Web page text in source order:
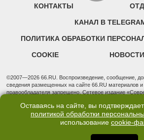
КОНТАКТЫ
КАНАЛ В
ПОЛИТИКА ОБРАБОТКИ
COOKIE
©2007—2026 66.RU. Воспроизведение, сообщение,
сведения размещенных на сайте 66.RU материалов и
правообладателя запрещено. Сетевое издание
надзору в сфере связи, информационных
(Роскомнадзор). Регистрационный номер ЭЛ № ФС 77
Учредитель: Общество с ограниченной
3, оф. 7015 Фактический адрес редакции и отдела
Оставаясь на сайте, вы
политикой обработки
использование cookie-